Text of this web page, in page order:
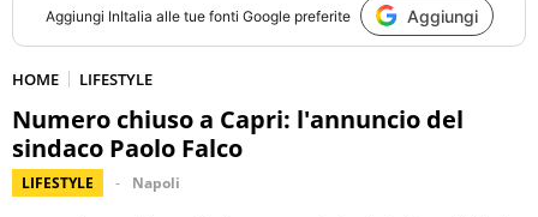
Aggiungi InItalia alle tue fonti Google preferite Aggiungi
HOME LIFESTYLE
Numero chiuso a Capri: l'annuncio del
sindaco Paolo Falco
LIFESTYLE Napoli